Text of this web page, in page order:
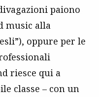
paiono
music alla
oppure per le
riesce qui a
classe – con un